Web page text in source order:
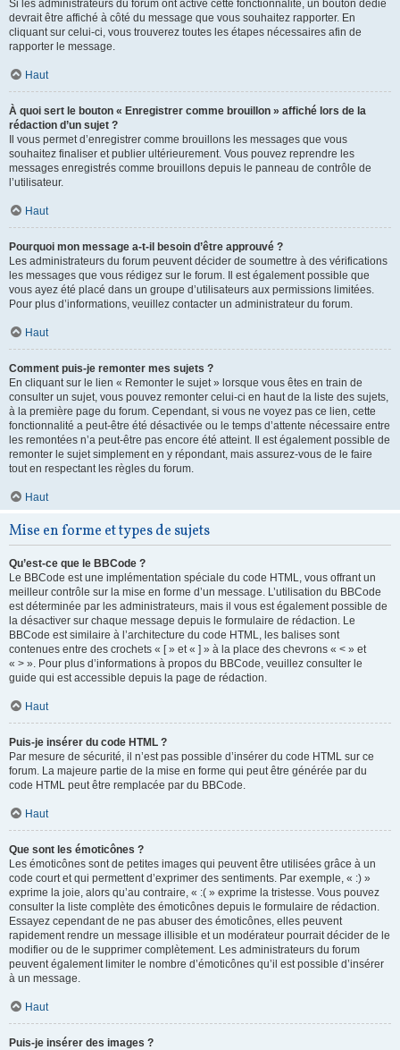
Si les administrateurs du forum ont activé cette fonctionnalité, un bouton dédié
devrait être affiché à côté du message que vous souhaitez rapporter. En
cliquant sur celui-ci, vous trouverez toutes les étapes nécessaires afin de
rapporter le message.
Haut
À quoi sert le bouton « Enregistrer comme brouillon » affiché lors de la
rédaction d’un sujet ?
Il vous permet d’enregistrer comme brouillons les messages que vous
souhaitez finaliser et publier ultérieurement. Vous pouvez reprendre les
messages enregistrés comme brouillons depuis le panneau de contrôle de
l’utilisateur.
Haut
Pourquoi mon message a-t-il besoin d’être approuvé ?
Les administrateurs du forum peuvent décider de soumettre à des vérifications
les messages que vous rédigez sur le forum. Il est également possible que
vous ayez été placé dans un groupe d’utilisateurs aux permissions limitées.
Pour plus d’informations, veuillez contacter un administrateur du forum.
Haut
Comment puis-je remonter mes sujets ?
En cliquant sur le lien « Remonter le sujet » lorsque vous êtes en train de
consulter un sujet, vous pouvez remonter celui-ci en haut de la liste des sujets,
à la première page du forum. Cependant, si vous ne voyez pas ce lien, cette
fonctionnalité a peut-être été désactivée ou le temps d’attente nécessaire entre
les remontées n’a peut-être pas encore été atteint. Il est également possible de
remonter le sujet simplement en y répondant, mais assurez-vous de le faire
tout en respectant les règles du forum.
Haut
Mise en forme et types de sujets
Qu’est-ce que le BBCode ?
Le BBCode est une implémentation spéciale du code HTML, vous offrant un
meilleur contrôle sur la mise en forme d’un message. L’utilisation du BBCode
est déterminée par les administrateurs, mais il vous est également possible de
la désactiver sur chaque message depuis le formulaire de rédaction. Le
BBCode est similaire à l’architecture du code HTML, les balises sont
contenues entre des crochets « [ » et « ] » à la place des chevrons « < » et
« > ». Pour plus d’informations à propos du BBCode, veuillez consulter le
guide qui est accessible depuis la page de rédaction.
Haut
Puis-je insérer du code HTML ?
Par mesure de sécurité, il n’est pas possible d’insérer du code HTML sur ce
forum. La majeure partie de la mise en forme qui peut être générée par du
code HTML peut être remplacée par du BBCode.
Haut
Que sont les émoticônes ?
Les émoticônes sont de petites images qui peuvent être utilisées grâce à un
code court et qui permettent d’exprimer des sentiments. Par exemple, « :) »
exprime la joie, alors qu’au contraire, « :( » exprime la tristesse. Vous pouvez
consulter la liste complète des émoticônes depuis le formulaire de rédaction.
Essayez cependant de ne pas abuser des émoticônes, elles peuvent
rapidement rendre un message illisible et un modérateur pourrait décider de le
modifier ou de le supprimer complètement. Les administrateurs du forum
peuvent également limiter le nombre d’émoticônes qu’il est possible d’insérer
à un message.
Haut
Puis-je insérer des images ?